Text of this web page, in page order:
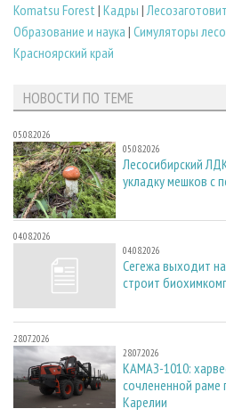
Komatsu Forest | Кадры |
Образование и наука | Симуляторы
Красноярский край
НОВОСТИ ПО ТЕМЕ
05.08.2026
05.08.2026
Лесосибирский
укладку мешков с
04.08.2026
04.08.2026
Сегежа выходит
строит
28.07.2026
28.07.2026
КАМАЗ-1010:
сочлененной
Карелии